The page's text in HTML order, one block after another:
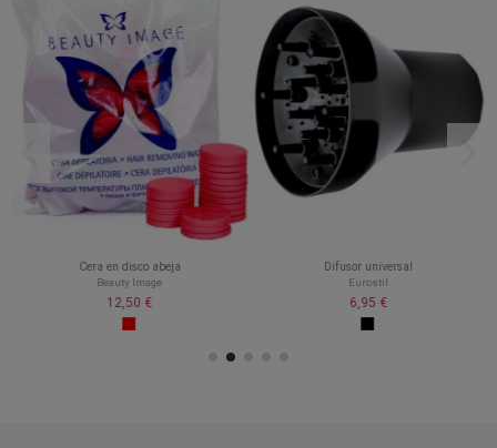
Cera en disco abeja
Beauty Image
12,50 €
Difusor universal
Eurostil
6,95 €